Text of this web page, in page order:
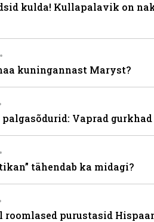
kulda! Kullapalavik on
kuningannast Maryst?
Vaprad
tähendab ka midagi?
purustasid